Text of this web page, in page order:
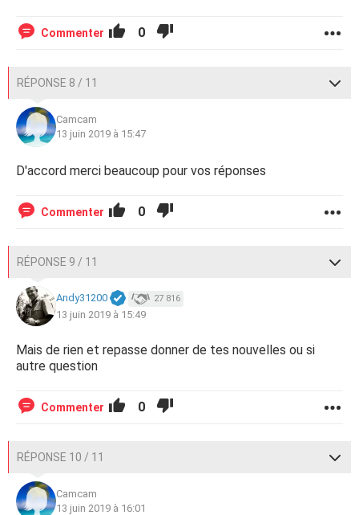
Commenter 0
RÉPONSE 8 / 11
Camcam
13 juin 2019 à 15:47
D'accord merci beaucoup pour vos réponses
Commenter 0
RÉPONSE 9 / 11
Andy31200 27 816
13 juin 2019 à 15:49
Mais de rien et repasse donner de tes nouvelles ou si
autre question
Commenter 0
RÉPONSE 10 / 11
Camcam
13 juin 2019 à 16:01